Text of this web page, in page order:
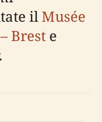
ilMusée
Brest e